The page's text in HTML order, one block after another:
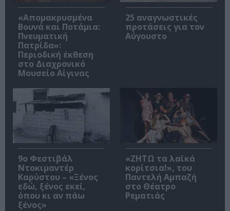
«Απομακρυσμένα
Βουνά και Ποτάμια:
Πνευματική
Πατρίδα»:
Περιοδική έκθεση
στο Διαχρονικό
Μουσείο Αίγινας
25 αναγνωστικές
προτάσεις για τον
Αύγουστο
9ο Φεστιβάλ
Ντοκιμαντέρ
Καρύστου – «Ξένος
εδώ, ξένος εκεί,
όπου κι αν πάω
ξένος»
«ΖΗΤΩ τα λαϊκά
κορίτσια!», του
Παντελή Αμπαζή
στο Θέατρο
Ρεματιάς